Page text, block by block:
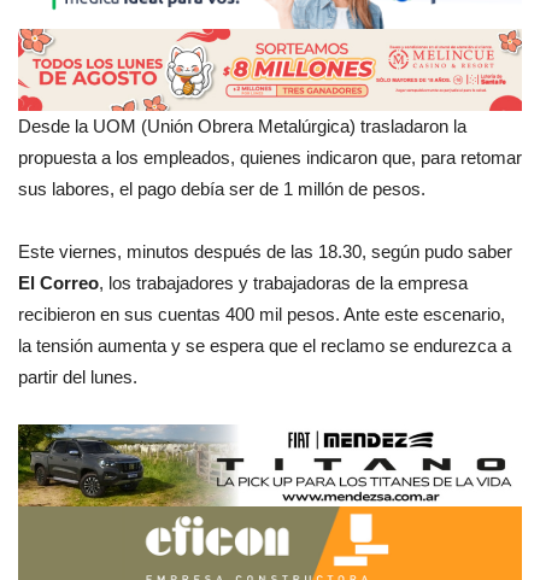
Desde la UOM (Unión Obrera Metalúrgica) trasladaron la
propuesta a los empleados, quienes indicaron que, para retomar
sus labores, el pago debía ser de 1 millón de pesos.
Este viernes, minutos después de las 18.30, según pudo saber
El Correo, los trabajadores y trabajadoras de la empresa
recibieron en sus cuentas 400 mil pesos. Ante este escenario,
la tensión aumenta y se espera que el reclamo se endurezca a
partir del lunes.